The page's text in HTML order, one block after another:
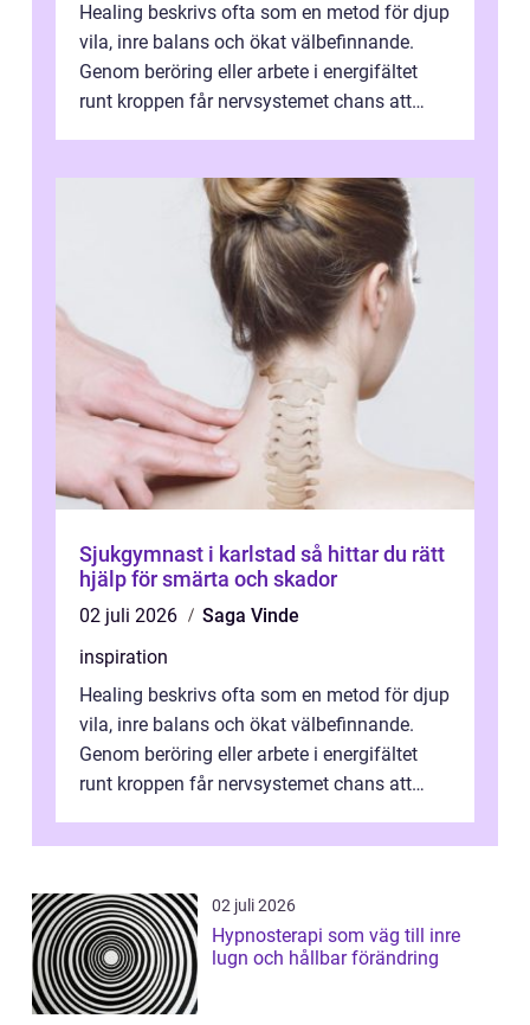
Healing beskrivs ofta som en metod för djup
vila, inre balans och ökat välbefinnande.
Genom beröring eller arbete i energifältet
runt kroppen får nervsystemet chans att
Sjukgymnast i karlstad så hittar du rätt
hjälp för smärta och skador
02 juli 2026
Saga Vinde
inspiration
Healing beskrivs ofta som en metod för djup
vila, inre balans och ökat välbefinnande.
Genom beröring eller arbete i energifältet
runt kroppen får nervsystemet chans att
02 juli 2026
Hypnosterapi som väg till inre
lugn och hållbar förändring